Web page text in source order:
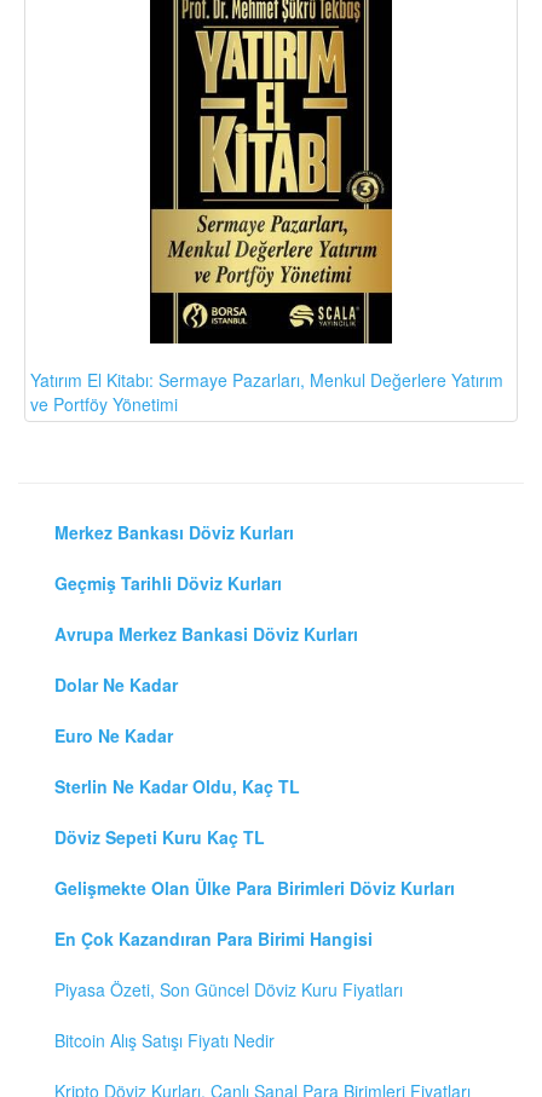
Yatırım El Kitabı: Sermaye Pazarları, Menkul Değerlere Yatırım
ve Portföy Yönetimi
Merkez Bankası Döviz Kurları
Geçmiş Tarihli Döviz Kurları
Avrupa Merkez Bankasi Döviz Kurları
Dolar Ne Kadar
Euro Ne Kadar
Sterlin Ne Kadar Oldu, Kaç TL
Döviz Sepeti Kuru Kaç TL
Gelişmekte Olan Ülke Para Birimleri Döviz Kurları
En Çok Kazandıran Para Birimi Hangisi
Piyasa Özeti, Son Güncel Döviz Kuru Fiyatları
Bitcoin Alış Satışı Fiyatı Nedir
Kripto Döviz Kurları, Canlı Sanal Para Birimleri Fiyatları